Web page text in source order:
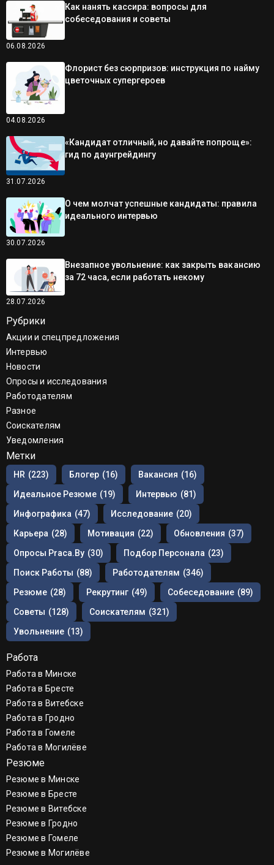
06.08.2026
Как нанять кассира: вопросы для
собеседования и советы
04.08.2026
Флорист без сюрпризов: инструкция по найму
цветочных супергероев
31.07.2026
«Кандидат отличный, но давайте попроще»:
гид по даунгрейдингу
30.07.2026
О чем молчат успешные кандидаты: правила
идеального интервью
28.07.2026
Внезапное увольнение: как закрыть вакансию
за 72 часа, если работать некому
Рубрики
Акции и спецпредложения
Интервью
Новости
Опросы и исследования
Работодателям
Разное
Соискателям
Уведомления
Метки
HR (223) Блогер (16) Вакансия (16)
Идеальное Резюме (19) Интервью (81)
Инфографика (47) Исследование (20)
Карьера (28) Мотивация (22) Обновления (37)
Опросы Praca.by (30) Подбор Персонала (23)
Поиск Работы (88) Работодателям (346)
Резюме (28) Рекрутинг (49) Собеседование (89)
Советы (128) Соискателям (321)
Увольнение (13)
Работа
Работа в Минске
Работа в Бресте
Работа в Витебске
Работа в Гродно
Работа в Гомеле
Работа в Могилёве
Резюме
Резюме в Минске
Резюме в Бресте
Резюме в Витебске
Резюме в Гродно
Резюме в Гомеле
Резюме в Могилёве